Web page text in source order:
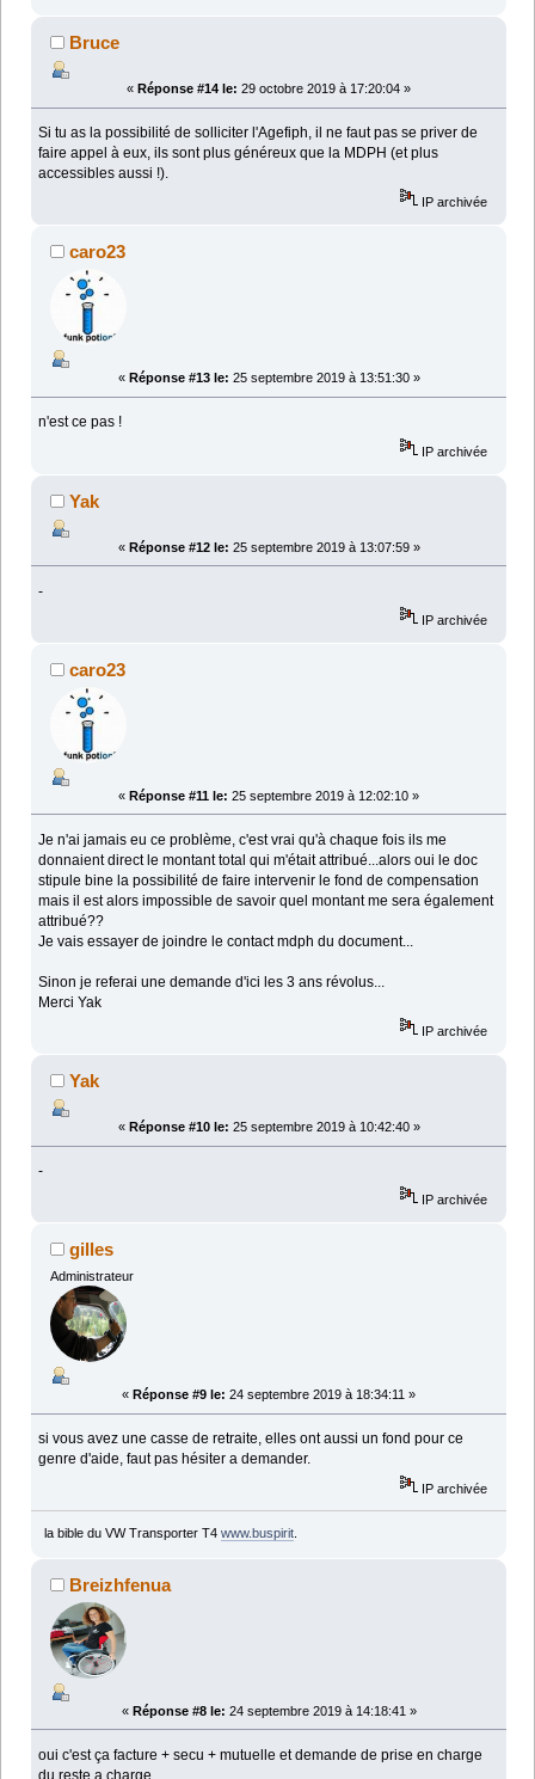
Bruce
« Réponse #14 le: 29 octobre 2019 à 17:20:04 »
Si tu as la possibilité de solliciter l'Agefiph, il ne faut pas se priver de
faire appel à eux, ils sont plus généreux que la MDPH (et plus
accessibles aussi !).
IP archivée
caro23
« Réponse #13 le: 25 septembre 2019 à 13:51:30 »
n'est ce pas !
IP archivée
Yak
« Réponse #12 le: 25 septembre 2019 à 13:07:59 »
-
IP archivée
caro23
« Réponse #11 le: 25 septembre 2019 à 12:02:10 »
Je n'ai jamais eu ce problème, c'est vrai qu'à chaque fois ils me
donnaient direct le montant total qui m'était attribué...alors oui le doc
stipule bine la possibilité de faire intervenir le fond de compensation
mais il est alors impossible de savoir quel montant me sera également
attribué??
Je vais essayer de joindre le contact mdph du document...
Sinon je referai une demande d'ici les 3 ans révolus...
Merci Yak
IP archivée
Yak
« Réponse #10 le: 25 septembre 2019 à 10:42:40 »
-
IP archivée
gilles
Administrateur
« Réponse #9 le: 24 septembre 2019 à 18:34:11 »
si vous avez une casse de retraite, elles ont aussi un fond pour ce
genre d'aide, faut pas hésiter a demander.
IP archivée
la bible du VW Transporter T4 www.buspirit.
Breizhfenua
« Réponse #8 le: 24 septembre 2019 à 14:18:41 »
oui c'est ça facture + secu + mutuelle et demande de prise en charge
du reste a charge .